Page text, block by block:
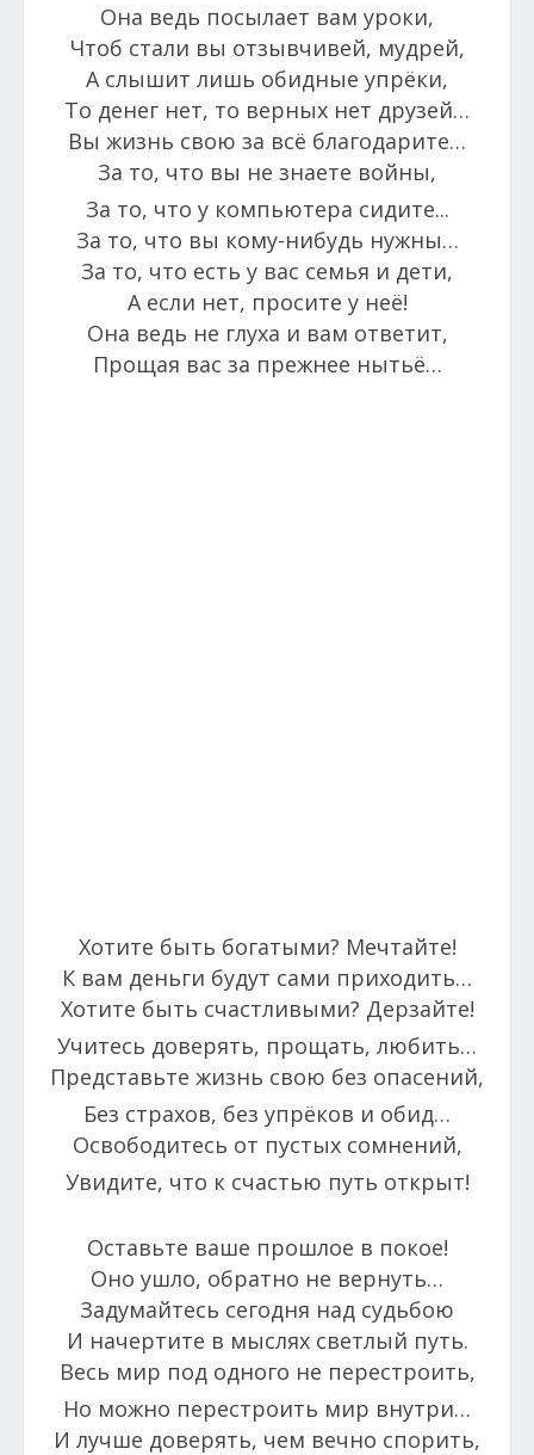
Она ведь посылает вам уроки,
Чтоб стали вы отзывчивей, мудрей,
А слышит лишь обидные упрёки,
То денег нет, то верных нет друзей…
Вы жизнь свою за всё благодарите…
За то, что вы не знаете войны,
За то, что у компьютера сидите...
За то, что вы кому-нибудь нужны…
За то, что есть у вас семья и дети,
А если нет, просите у неё!
Она ведь не глуха и вам ответит,
Прощая вас за прежнее нытьё…
Хотите быть богатыми? Мечтайте!
К вам деньги будут сами приходить…
Хотите быть счастливыми? Дерзайте!
Учитесь доверять, прощать, любить…
Представьте жизнь свою без опасений,
Без страхов, без упрёков и обид…
Освободитесь от пустых сомнений,
Увидите, что к счастью путь открыт!
Оставьте ваше прошлое в покое!
Оно ушло, обратно не вернуть…
Задумайтесь сегодня над судьбою
И начертите в мыслях светлый путь.
Весь мир под одного не перестроить,
Но можно перестроить мир внутри…
И лучше доверять, чем вечно спорить,